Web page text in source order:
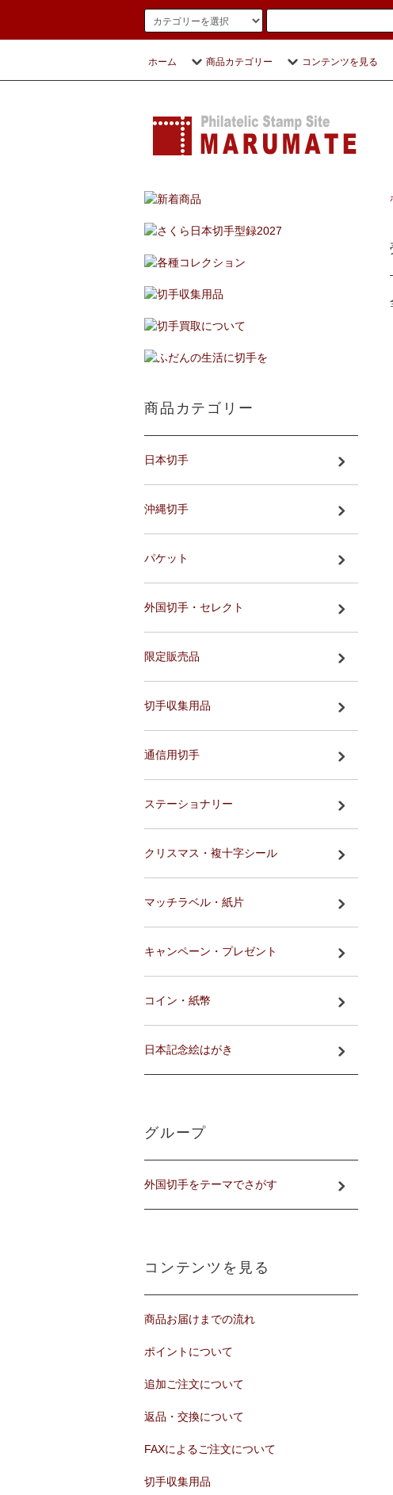
ホーム 商品カテゴリー コンテンツを見る
商品カテゴリー
日本切手
沖縄切手
パケット
外国切手・セレクト
限定販売品
切手収集用品
通信用切手
ステーショナリー
クリスマス・複十字シール
マッチラベル・紙片
キャンペーン・プレゼント
コイン・紙幣
日本記念絵はがき
グループ
外国切手をテーマでさがす
コンテンツを見る
商品お届けまでの流れ
ポイントについて
追加ご注文について
返品・交換について
FAXによるご注文について
切手収集用品